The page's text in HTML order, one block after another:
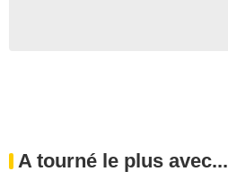
A tourné le plus avec...